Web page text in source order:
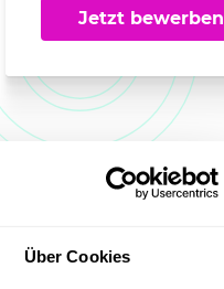
Über Cookies
Jetzt bewerben